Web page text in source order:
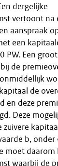
dergelijke
vertoont na
aanspraak
een
PW. Een
de
de
en deze
Deze
zuivere
b, onder
moet daarom
waarbij de